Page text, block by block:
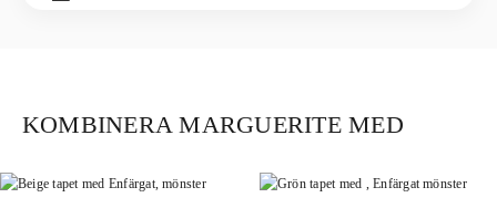
KOMBINERA MARGUERITE MED